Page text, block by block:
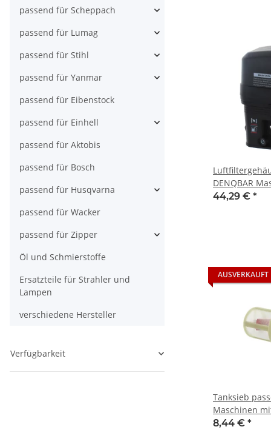
DENQBAR
Motor z.B.:
44,29 € *
AUSVERKAUFT
Tanksieb
Maschinen
oder G270F
8,44 € *
passend für Scheppach
passend für Lumag
passend für Stihl
passend für Yanmar
passend für Eibenstock
passend für Einhell
passend für Aktobis
passend für Bosch
passend für Husqvarna
passend für Wacker
passend für Zipper
Öl und Schmierstoffe
Ersatzteile für Strahler und
Lampen
verschiedene Hersteller
Verfügbarkeit